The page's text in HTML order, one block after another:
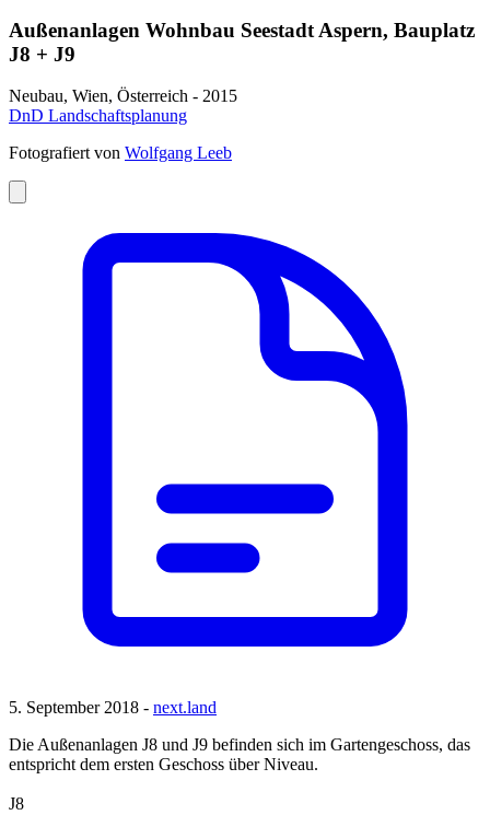
Außenanlagen Wohnbau Seestadt Aspern, Bauplatz
J8 + J9
Neubau, Wien, Österreich - 2015
DnD Landschaftsplanung
Fotografiert von Wolfgang Leeb
5. September 2018 - next.land
Die Außenanlagen J8 und J9 befinden sich im Gartengeschoss, das
entspricht dem ersten Geschoss über Niveau.
J8